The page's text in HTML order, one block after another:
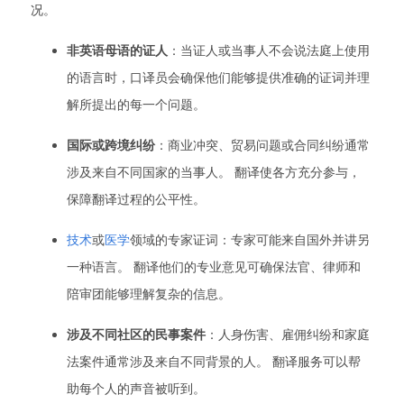
况。
非英语母语的证人 ：当证人或当事人不会说法庭上使用
的语言时，口译员会确保他们能够提供准确的证词并理
解所提出的每一个问题。
国际或跨境纠纷 ：商业冲突、贸易问题或合同纠纷通常
涉及来自不同国家的当事人。 翻译使各方充分参与，
保障翻译过程的公平性。
技术或医学领域的专家证词：专家可能来自国外并讲另
一种语言。 翻译他们的专业意见可确保法官、律师和
陪审团能够理解复杂的信息。
涉及不同社区的民事案件 ：人身伤害、雇佣纠纷和家庭
法案件通常涉及来自不同背景的人。 翻译服务可以帮
助每个人的声音被听到。